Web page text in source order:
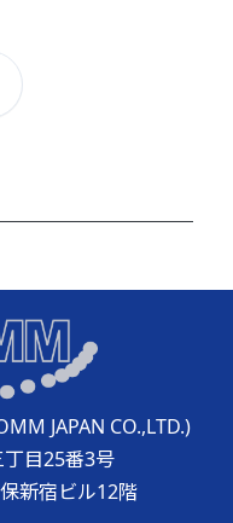
JAPAN CO.,LTD.)
目25番3号
新宿ビル12階